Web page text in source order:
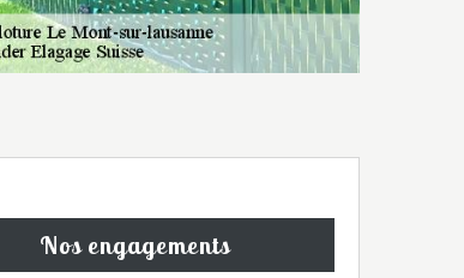
Nos engagements